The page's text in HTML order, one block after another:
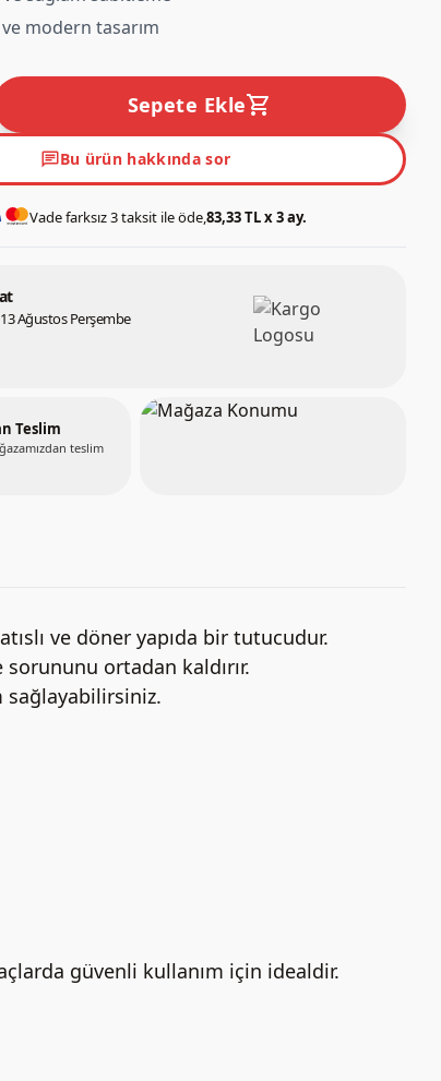
modern tasarım
Sepete Ekleshopping_cart
chatBu ürün hakkında sor
Vade farksız 3 taksit ile öde,83,33 TL x 3 ay.
Ağustos Perşembe
Teslim
teslim
ve döner yapıda bir tutucudur.
ortadan kaldırır.
sağlayabilirsiniz.
güvenli kullanım için idealdir.